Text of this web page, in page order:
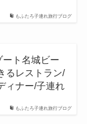
もふたろ子連れ旅行ブログ
もふたろ子連れ旅行ブログ
ート名城ビー
るレストラン/
ィナー/子連れ